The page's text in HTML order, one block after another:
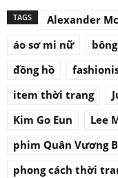
TAGS Alexander
áo sơ mi nữ
đồng hồ
item thời trang
Kim Go Eun
Lee
phim Quân Vương
phong cách thời